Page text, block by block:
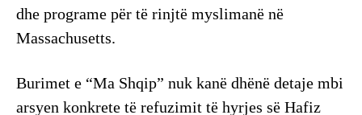
dhe programe për të rinjtë myslimanë në
Massachusetts.
Burimet e “Ma Shqip” nuk kanë dhënë detaje mbi
arsyen konkrete të refuzimit të hyrjes së Hafiz